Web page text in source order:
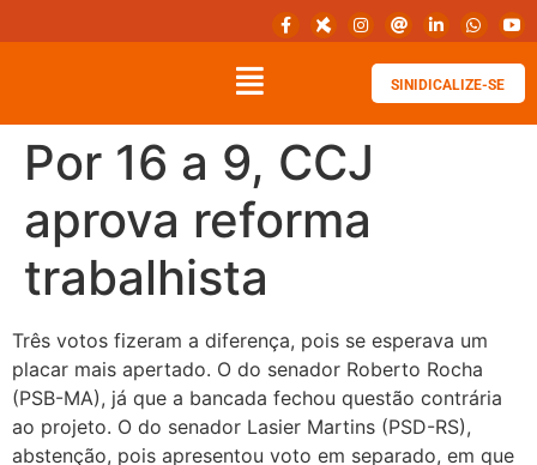
SINIDICALIZE-SE
Por 16 a 9, CCJ
aprova reforma
trabalhista
Três votos fizeram a diferença, pois se esperava um
placar mais apertado. O do senador Roberto Rocha
(PSB-MA), já que a bancada fechou questão contrária
ao projeto. O do senador Lasier Martins (PSD-RS),
abstenção, pois apresentou voto em separado, em que